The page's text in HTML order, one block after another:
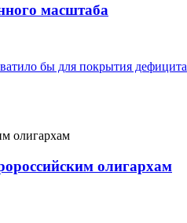
масштаба
бы для покрытия дефицита
олигархам